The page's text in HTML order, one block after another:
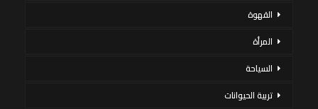
القهوة
المرأة
السياحة
تربية الحيوانات